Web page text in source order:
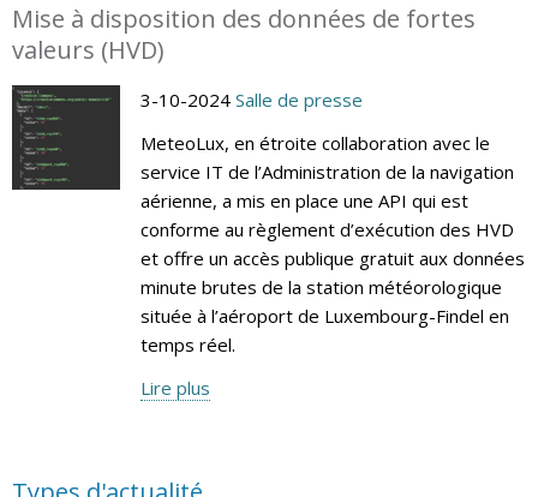
Mise à disposition des données de fortes
valeurs (HVD)
3-10-2024 Salle de presse
MeteoLux, en étroite collaboration avec le
service IT de l’Administration de la navigation
aérienne, a mis en place une API qui est
conforme au règlement d’exécution des HVD
et offre un accès publique gratuit aux données
minute brutes de la station météorologique
située à l’aéroport de Luxembourg-Findel en
temps réel.
Lire plus